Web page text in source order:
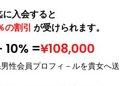
入会すると
の割引 が受けられます。
=¥108,000
性会員プロフィ－ルを貴女へ送